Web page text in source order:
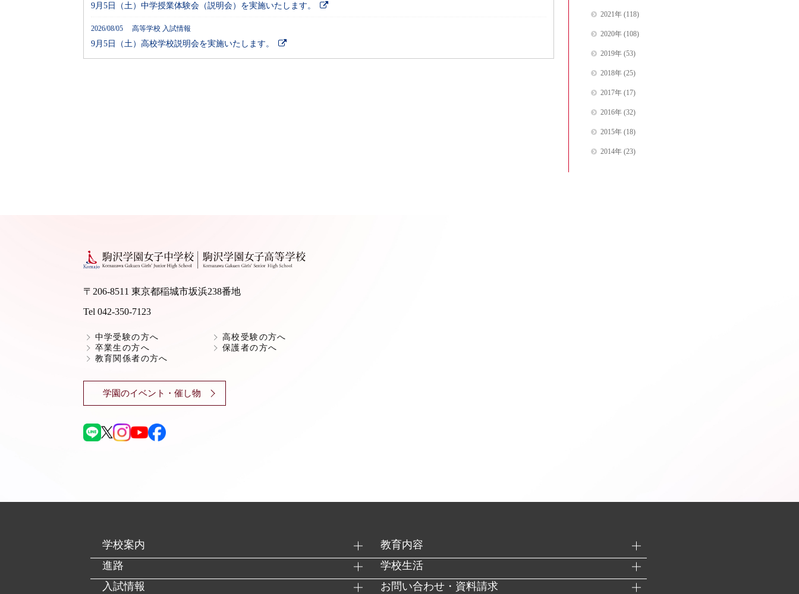
9月5日（土）中学授業体験会（説明会）を実施いたします。
2026/08/05 高等学校 入試情報
9月5日（土）高校学校説明会を実施いたします。
2021年(118)
2020年(108)
2019年(53)
2018年(25)
2017年(17)
2016年(32)
2015年(18)
2014年(23)
〒206-8511 東京都稲城市坂浜238番地
Tel 042-350-7123
中学受験の方へ
高校受験の方へ
卒業生の方へ
保護者の方へ
教育関係者の方へ
学園のイベント・催し物
学校案内
教育内容
進路
学校生活
入試情報
お問い合わせ・資料請求